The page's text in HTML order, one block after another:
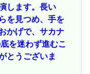
します。長い
を見つめ、手を
かげで、サカナ
を迷わず進むこ
とうございま